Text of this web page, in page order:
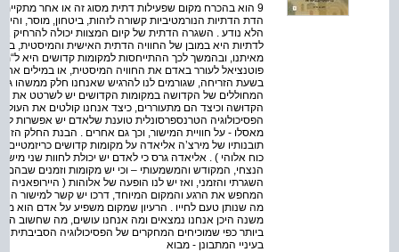
9 הוא בהכרח מקום שפעילות דתית מסוג זה או אחר
הדת הדתיות הנורמטיביות קשורה לזהות, ביטחון, מוסר,
הלא נודע . השגרה הדתית של קיום המצוות יכולה להרחיק
לדתיות היא במובן של החוויה הדתית האישית והמיסטית,
מאיתנו, ובהמשך לכך ההתייחסות למקומות קדושים היא
פוטנציאל לעורר באדם את החוויה המיסטית, או במילים
בשעת הזריחה, שגורמים לנו להרגיש שאנחנו חלק ממשהו
המחוללים של הקדושה במקומות הקדושים יש לשרטט את
הקדוּשה וכיצד הם מתעוררים, כיצד אנחנו קולטים את העולם
הפסיכולוגיה הטרנספרסונלית טוענת שלאדם יש אפשרות
מאסלו - על חוויית המישור, וכך גם אחרים . הבנת החלק
תובנותיו של מירצ’ה אליאדה על מקומות קדושים
כוח אלוהי ) . אליאדה גרס כי לאדם יש יכולת לחוות שני
הנצחי, המקודש והמשמעותי – וכי יש מקומות וזמנים שבהם
השגרתי והזמני, ואז יש לנו הופעה של אלוהות ( היירופאניה
המחפש את הרגע והמקום המיוחד, דרכו יש קשר למישור
מה שנותן טעם לחייו . הרעיון שמקום משפיע על אדם הוא
משנה היכן אנחנו נמצאים ומה אנחנו עושים, מה שחשוב
ביותר כפי שמוכיחים המחקרים של הפסיכולוגיה
בעיניי המתבונן - מבוא